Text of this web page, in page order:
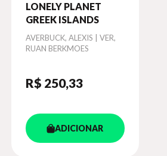
LONELY PLANET
GREEK ISLANDS
Autor
AVERBUCK, ALEXIS | VER,
RUAN BERKMOES
R$ 250,33
ADICIONAR